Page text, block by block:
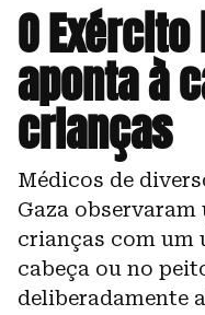
O
aponta à
crianças
Médicos de
Gaza
crianças com um
cabeça ou no
deliberadamente